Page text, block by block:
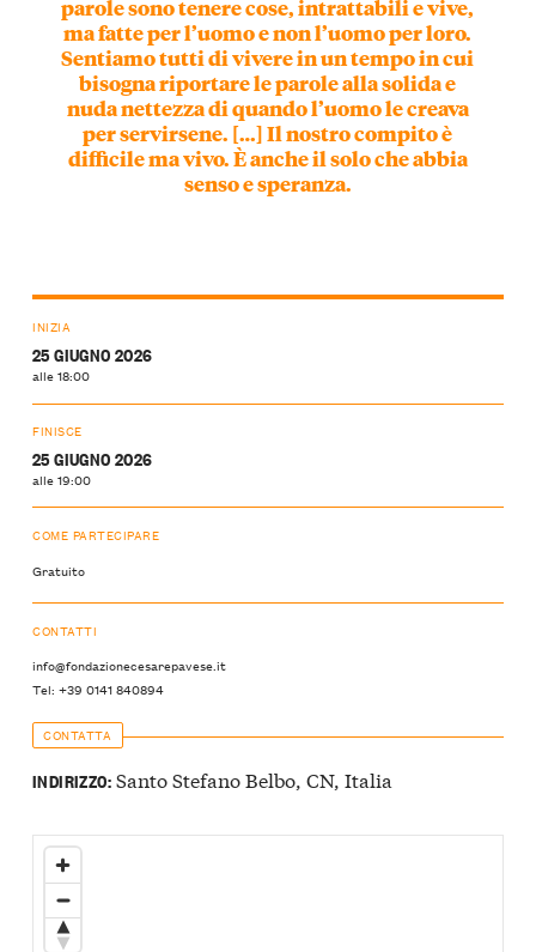
parole sono tenere cose, intrattabili e vive,
ma fatte per l’uomo e non l’uomo per loro.
Sentiamo tutti di vivere in un tempo in cui
bisogna riportare le parole alla solida e
nuda nettezza di quando l’uomo le creava
per servirsene. […] Il nostro compito è
difficile ma vivo. È anche il solo che abbia
senso e speranza.
INIZIA
25 GIUGNO 2026
alle 18:00
FINISCE
25 GIUGNO 2026
alle 19:00
COME PARTECIPARE
Gratuito
CONTATTI
info@fondazionecesarepavese.it
Tel: +39 0141 840894
CONTATTA
INDIRIZZO:Santo Stefano Belbo, CN, Italia